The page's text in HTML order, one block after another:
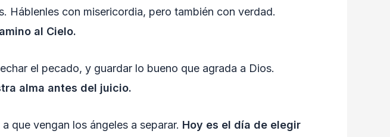
Háblenles con misericordia, pero también con verdad.
al Cielo.
el pecado, y guardar lo bueno que agrada a Dios.
alma antes del juicio.
que vengan los ángeles a separar. Hoy es el día de elegir